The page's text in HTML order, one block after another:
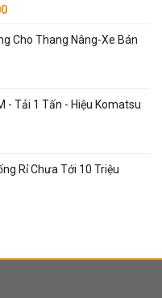
Giá
tạiCho Thang Nâng-Xe Bán
- Tải 1 Tấn - Hiệu Komatsu
Rỉ Chưa Tới 10 Triệu